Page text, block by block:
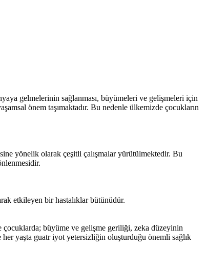
gelmelerinin sağlanması, büyümeleri ve gelişmeleri için
önem taşımaktadır. Bu nedenle ülkemizde çocukların
yönelik olarak çeşitli çalışmalar yürütülmektedir. Bu
etkileyen bir hastalıklar bütünüdür.
çocuklarda; büyüme ve gelişme geriliği, zeka düzeyinin
her yaşta guatr iyot yetersizliğin oluşturduğu önemli sağlık